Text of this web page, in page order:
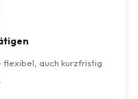
flexibel, auch kurzfristig